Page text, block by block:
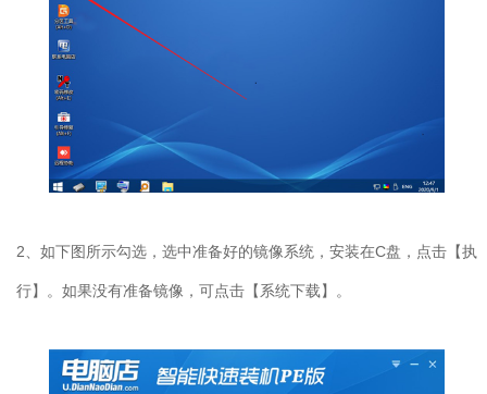
2、如下图所示勾选，选中准备好的镜像系统，安装在C盘，点击【执
行】。如果没有准备镜像，可点击【系统下载】。